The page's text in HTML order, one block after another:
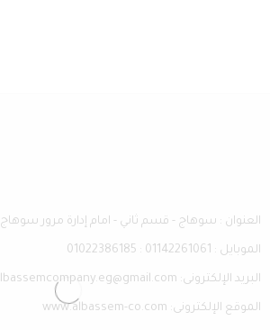
العنوان : سوهاج - قسم ثاني - امام إدارة مرور سوهاج
الموبايل : 01142261061 : 01022386185
البريد الإلكترونى: Albassemcompany.eg@gmail.com
الموقع الإلكترونى: www.albassem-co.com